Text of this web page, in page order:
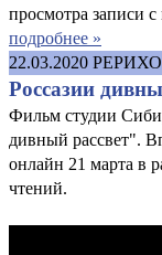
просмотра записи
подробнее »
22.03.2020
Россазии
Фильм студии
дивный рассвет".
онлайн 21 марта в
чтений.